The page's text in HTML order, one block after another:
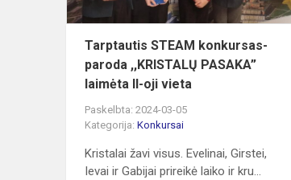
Tarptautis STEAM konkursas-
paroda ,,KRISTALŲ PASAKA”
laimėta II-oji vieta
Paskelbta: 2024-03-05
Kategorija: Konkursai
Kristalai žavi visus. Evelinai, Girstei,
Ievai ir Gabijai prireikė laiko ir kru...